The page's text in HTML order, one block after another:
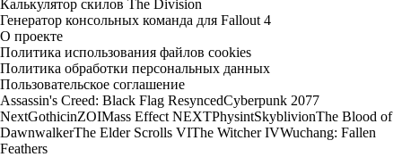
Калькулятор скилов The Division
Генератор консольных команда для Fallout 4
О проекте
Политика использования файлов cookies
Политика обработки персональных данных
Пользовательское соглашение
Assassin's Creed: Black Flag ResyncedCyberpunk 2077
NextGothicinZOIMass Effect NEXTPhysintSkyblivionThe Blood of
DawnwalkerThe Elder Scrolls VIThe Witcher IVWuchang: Fallen
Feathers